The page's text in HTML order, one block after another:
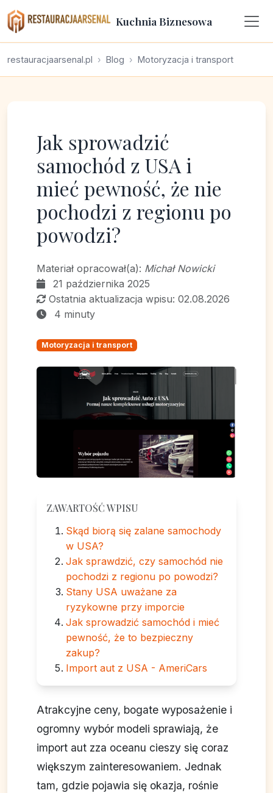
Kuchnia Biznesowa
restauracjaarsenal.pl Blog Motoryzacja i transport
Jak sprowadzić
samochód z USA i
mieć pewność, że nie
pochodzi z regionu po
powodzi?
Materiał opracował(a): Michał Nowicki
21 października 2025
Ostatnia aktualizacja wpisu: 02.08.2026
4 minuty
Motoryzacja i transport
ZAWARTOŚĆ WPISU
Skąd biorą się zalane samochody
w USA?
Jak sprawdzić, czy samochód nie
pochodzi z regionu po powodzi?
Stany USA uważane za
ryzykowne przy imporcie
Jak sprowadzić samochód i mieć
pewność, że to bezpieczny
zakup?
Import aut z USA - AmeriCars
Atrakcyjne ceny, bogate wyposażenie i
ogromny wybór modeli sprawiają, że
import aut zza oceanu cieszy się coraz
większym zainteresowaniem. Jednak
tam, gdzie pojawia się okazja, rośnie